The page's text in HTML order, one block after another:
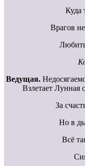
Куда
Врагов
Ведущая.
Взлетает Лунная
За
Но в
Всё